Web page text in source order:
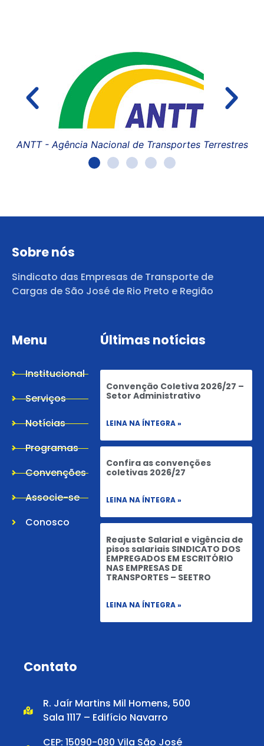
ANTT - Agência Nacional de Transportes Terrestres
Sobre nós
Sindicato das Empresas de Transporte de
Cargas de São José de Rio Preto e Região
Menu
Institucional
Serviços
Notícias
Programas
Convenções
Associe-se
Conosco
Últimas notícias
Convenção Coletiva 2026/27 –
Setor Administrativo
LEINA NA ÍNTEGRA »
Confira as convenções
coletivas 2026/27
LEINA NA ÍNTEGRA »
Reajuste Salarial e vigência de
pisos salariais SINDICATO DOS
EMPREGADOS EM ESCRITÓRIO
NAS EMPRESAS DE
TRANSPORTES – SEETRO
LEINA NA ÍNTEGRA »
Contato
R. Jaír Martins Mil Homens, 500
Sala 1117 – Edifício Navarro
CEP: 15090-080 Vila São José